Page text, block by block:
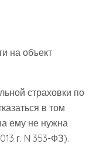
на объект
страховки по
в том
ему не нужна
г. N 353-ФЗ).